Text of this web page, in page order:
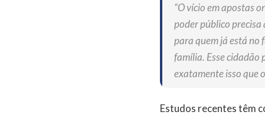
“O vício em apostas
poder público precisa
para quem já está no
família. Esse cidadão
exatamente isso que
Estudos recentes têm